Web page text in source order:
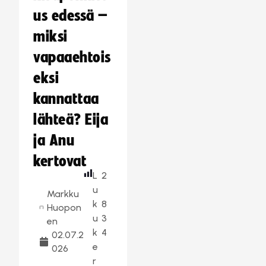
us edessä –
miksi
vapaaehtois
eksi
kannattaa
lähteä? Eija
ja Anu
kertovat
Markku
Huopon
en
02.07.2
026
L
u
k
u
k
e
r
2
8
3
4